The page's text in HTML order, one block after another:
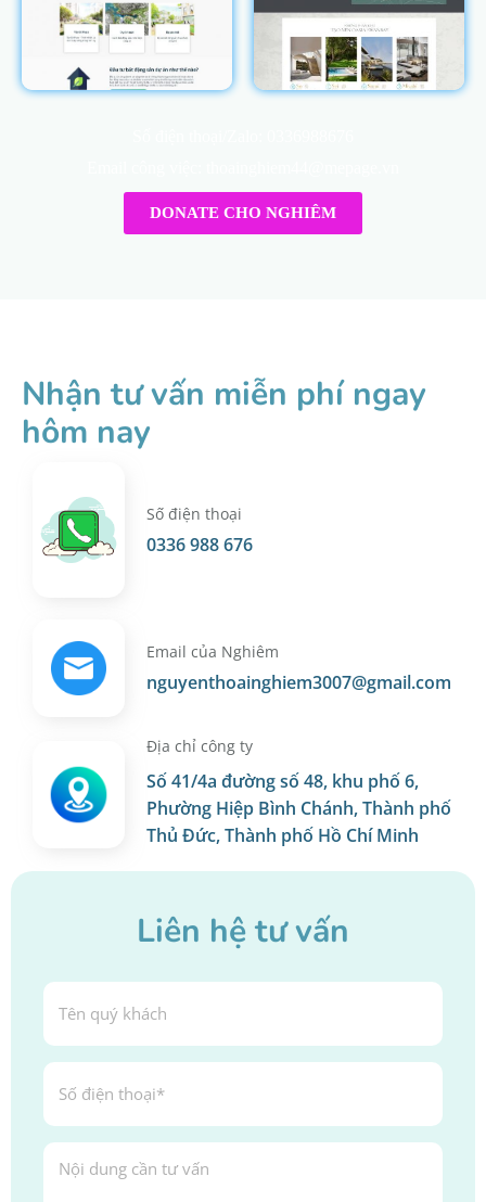
DONATE CHO NGHIÊM
Nhận tư vấn miễn phí ngay
hôm nay
Số điện thoại
0336 988 676
Email của Nghiêm
nguyenthoainghiem3007@gmail.com
Địa chỉ công ty
Số 41/4a đường số 48, khu phố 6,
Phường Hiệp Bình Chánh, Thành phố
Thủ Đức, Thành phố Hồ Chí Minh
Liên hệ tư vấn